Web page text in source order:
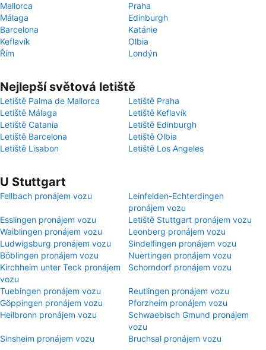
Mallorca
Praha
Málaga
Edinburgh
Barcelona
Katánie
Keflavík
Olbia
Řím
Londýn
Nejlepší světová letiště
Letiště Palma de Mallorca
Letiště Praha
Letiště Málaga
Letiště Keflavík
Letiště Catania
Letiště Edinburgh
Letiště Barcelona
Letiště Olbia
Letiště Lisabon
Letiště Los Angeles
U Stuttgart
Fellbach pronájem vozu
Leinfelden-Echterdingen
pronájem vozu
Esslingen pronájem vozu
Letiště Stuttgart pronájem vozu
Waiblingen pronájem vozu
Leonberg pronájem vozu
Ludwigsburg pronájem vozu
Sindelfingen pronájem vozu
Böblingen pronájem vozu
Nuertingen pronájem vozu
Kirchheim unter Teck pronájem
vozu
Schorndorf pronájem vozu
Tuebingen pronájem vozu
Reutlingen pronájem vozu
Göppingen pronájem vozu
Pforzheim pronájem vozu
Heilbronn pronájem vozu
Schwaebisch Gmund pronájem
vozu
Sinsheim pronájem vozu
Bruchsal pronájem vozu